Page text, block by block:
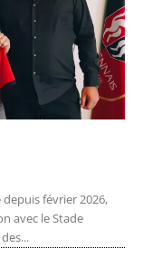
février 2026,
avec le Stade